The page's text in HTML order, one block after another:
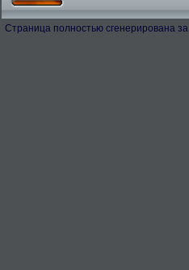
Страница полностью сгенерирована за